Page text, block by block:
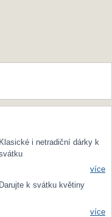
Klasické i netradiční dárky k
více
Darujte k svátku květiny
více